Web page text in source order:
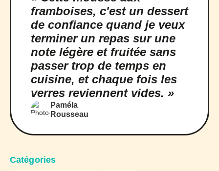
framboises, c'est un dessert
de confiance quand je veux
terminer un repas sur une
note légère et fruitée sans
passer trop de temps en
cuisine, et chaque fois les
verres reviennent vides. »
Paméla
Rousseau
Catégories